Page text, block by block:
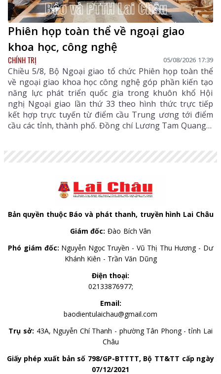
Phiên họp toàn thể về ngoại giao
khoa học, công nghệ
CHÍNH TRỊ 05/08/2026 17:39
Chiều 5/8, Bộ Ngoại giao tổ chức Phiên họp toàn thể
về ngoại giao khoa học công nghệ góp phần kiến tạo
năng lực phát triển quốc gia trong khuôn khổ Hội
nghị Ngoại giao lần thứ 33 theo hình thức trực tiếp
kết hợp trực tuyến từ điểm cầu Trung ương tới điểm
cầu các tỉnh, thành phố. Đồng chí Lương Tam Quang –
chí Lê Hoài Trung - Ủy viên Bộ Chính trị, Bí thư Đảng
ủy, Bộ trưởng Bộ Ngoại giao; đại diện lãnh đạo các
ban, bộ, ngành Trung ương.
Bản quyền thuộc Báo và phát thanh, truyền hình Lai Châu
Giám đốc: Đào Bích Vân
Phó giám đốc: Nguyễn Ngọc Truyền - Vũ Thị Thu Hương - Dư
Khánh Kiên - Trần Văn Dũng
Điện thoại:
02133876977;
Email:
baodientulaichau@gmail.com
Trụ sở: 43A, Nguyễn Chí Thanh - phường Tân Phong - tỉnh Lai
Châu
Giấy phép xuất bản số 798/GP-BTTTT, Bộ TT&TT cấp ngày
07/12/2021